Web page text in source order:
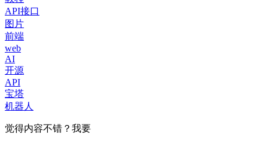
API接口
图片
前端
web
AI
开源
API
宝塔
机器人
觉得内容不错？我要